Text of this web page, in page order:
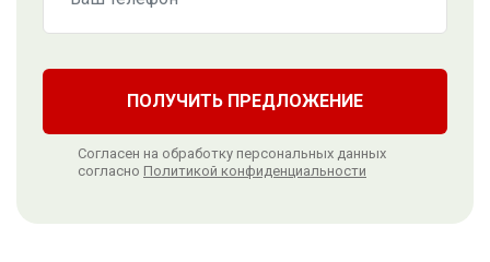
ПОЛУЧИТЬ ПРЕДЛОЖЕНИЕ
Согласен на обработку персональных данных
согласно Политикой конфиденциальности